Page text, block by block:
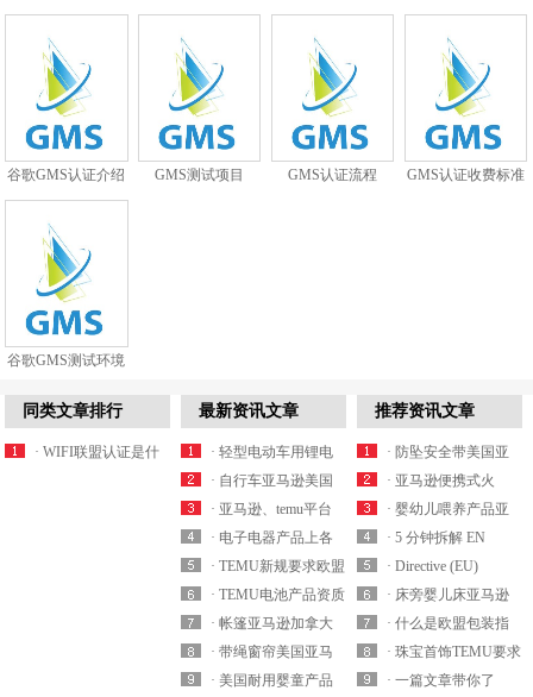
谷歌GMS认证介绍 GMS测试项目 GMS认证流程 GMS认证收费标准
谷歌GMS测试环境
同类文章排行
· WIFI联盟认证是什
最新资讯文章
· 轻型电动车用锂电
池美国亚马逊UL
2271周期多久？
· 自行车亚马逊美国
站上架要求上传16
CFR 1512和GCC认证
怎么收费？
· 亚马逊、temu平台
欧洲站强制要求提供
轻型电动车锂电池EN
50604-1认证哪家实验
室可以办理？
· 电子电器产品上各
跨境平台欧盟CE-
LVD/EMC/RED合规
及产品标签有什么要
求？
· TEMU新规要求欧盟
站带电池产品需提交
CE-Battery资质白名单
实验室有哪些？
· TEMU电池产品资质
解读之MSDS-
Battery/UN 38.3/Air
Transport Report哪家
· 帐篷亚马逊加拿大
站合规SOR/2024-217
测试要求有哪些？
· 带绳窗帘美国亚马
逊/temu合规要求
· 美国耐用婴童产品
推荐资讯文章
· 防坠安全带美国亚
马逊合规认证
ANSI/ASSE Z359.11
怎么办理？如何收
费？
· 亚马逊便携式火
炉、户外烧烤架等产
品美国站合规要求
ASTM F3363-19是什
么？一起看看
· 婴幼儿喂养产品亚
马逊各站点合规要求
有哪些？对产品有什
么要求？
· 5 分钟拆解 EN
13120 防勒死标准亚
马逊百叶窗绳长设计
与儿童安全合规
· Directive (EU)
2022/2380指令是什
么？针对产品有哪
些？
· 床旁婴儿床亚马逊
美国站ASTM F2906-
16是什么？强制要做
吗？
· 什么是欧盟包装指
令？包装指令在欧洲
是强制的吗?
· 珠宝首饰TEMU要求
提交RSL Report怎么
· 一篇文章带你了